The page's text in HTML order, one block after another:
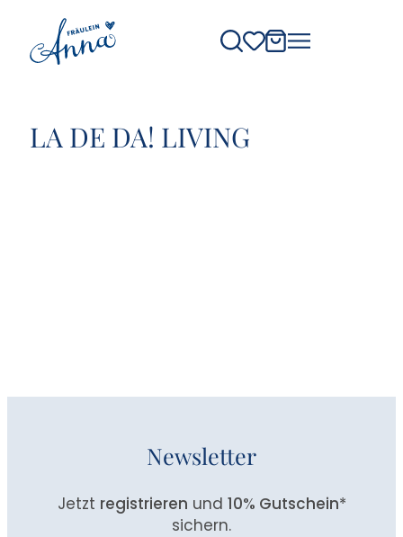
LA DE DA! LIVING
Newsletter
Jetzt registrieren und 10% Gutschein*
sichern.